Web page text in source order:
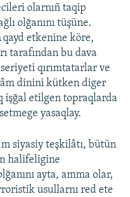
olarnıñ taqip
olğanını tüşüne.
qayd etkenine köre,
tarafından bu dava
qırımtatarlar ve
dinini kütken diger
etilgen topraqlarda
yasaqlay.
siyasiy teşkilâtı, bütün
halifeligine
ayta, amma olar,
usullarnı red ete